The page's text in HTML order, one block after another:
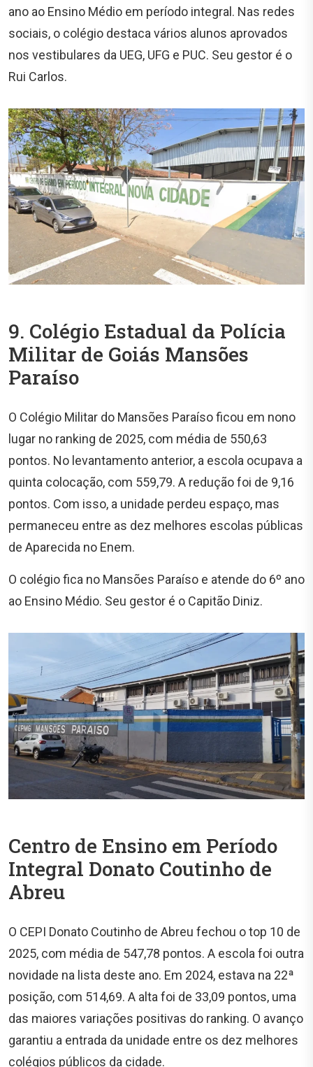
ano ao Ensino Médio em período integral. Nas redes
sociais, o colégio destaca vários alunos aprovados
nos vestibulares da UEG, UFG e PUC. Seu gestor é o
Rui Carlos.
9. Colégio Estadual da Polícia
Militar de Goiás Mansões
Paraíso
O Colégio Militar do Mansões Paraíso ficou em nono
lugar no ranking de 2025, com média de 550,63
pontos. No levantamento anterior, a escola ocupava a
quinta colocação, com 559,79. A redução foi de 9,16
pontos. Com isso, a unidade perdeu espaço, mas
permaneceu entre as dez melhores escolas públicas
de Aparecida no Enem.
O colégio fica no Mansões Paraíso e atende do 6º ano
ao Ensino Médio. Seu gestor é o Capitão Diniz.
Centro de Ensino em Período
Integral Donato Coutinho de
Abreu
O CEPI Donato Coutinho de Abreu fechou o top 10 de
2025, com média de 547,78 pontos. A escola foi outra
novidade na lista deste ano. Em 2024, estava na 22ª
posição, com 514,69. A alta foi de 33,09 pontos, uma
das maiores variações positivas do ranking. O avanço
garantiu a entrada da unidade entre os dez melhores
colégios públicos da cidade.